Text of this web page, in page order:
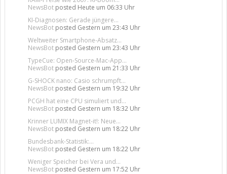
NewsBot posted Heute um 06:33 Uhr
KI-Diagnosen: Gerade jüngere...
NewsBot posted Gestern um 23:43 Uhr
Weltweiter Smartphone-Absatz...
NewsBot posted Gestern um 23:43 Uhr
TypeCue: Open-Source-Mac-App...
NewsBot posted Gestern um 21:33 Uhr
G-SHOCK nano: Casio schrumpft...
NewsBot posted Gestern um 19:32 Uhr
PCGH hat eine CPU simuliert und...
NewsBot posted Gestern um 18:32 Uhr
Krinner LUMIX Magnet-it!: Neue...
NewsBot posted Gestern um 18:22 Uhr
Bundesbank-Statistik:...
NewsBot posted Gestern um 18:22 Uhr
Weniger Speicher bei Vera und...
NewsBot posted Gestern um 17:52 Uhr